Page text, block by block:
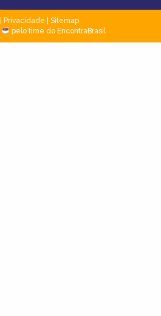
Privacidade
Sitemap
pelo time do EncontraBrasil